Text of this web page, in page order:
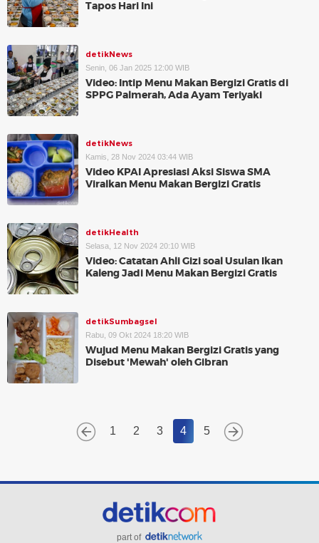
Tapos Hari Ini
detikNews
Senin, 06 Jan 2025 12:00 WIB
Video: Intip Menu Makan Bergizi Gratis di
SPPG Palmerah, Ada Ayam Teriyaki
detikNews
Kamis, 28 Nov 2024 03:44 WIB
Video KPAI Apresiasi Aksi Siswa SMA
Viralkan Menu Makan Bergizi Gratis
detikHealth
Selasa, 12 Nov 2024 20:10 WIB
Video: Catatan Ahli Gizi soal Usulan Ikan
Kaleng Jadi Menu Makan Bergizi Gratis
detikSumbagsel
Rabu, 09 Okt 2024 18:20 WIB
Wujud Menu Makan Bergizi Gratis yang
Disebut 'Mewah' oleh Gibran
1 2 3 4 5
part of